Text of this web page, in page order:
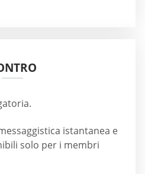
istantanea e
solo per i membri